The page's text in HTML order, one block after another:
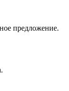
предложение.